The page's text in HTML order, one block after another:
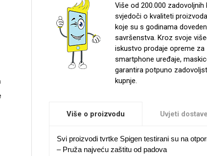
Više od 200.000 zadovoljnih
svjedoči o kvaliteti
koje su s godinama
savršenstva. Kroz svoje
iskustvo prodaje opreme za
smartphone uređaje,
garantira potpuno
kupnje.
Više o proizvodu Uvjeti dostave
Svi proizvodi tvrtke Spigen testirani su na
– Pruža najveću zaštitu od padova
Unicorn kolekcija
Univerzalne futrole i
maskice